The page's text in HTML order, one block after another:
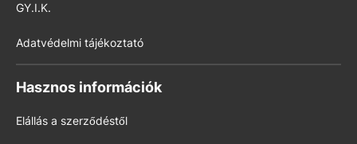
GY.I.K.
Adatvédelmi tájékoztató
Hasznos információk
Elállás a szerződéstől